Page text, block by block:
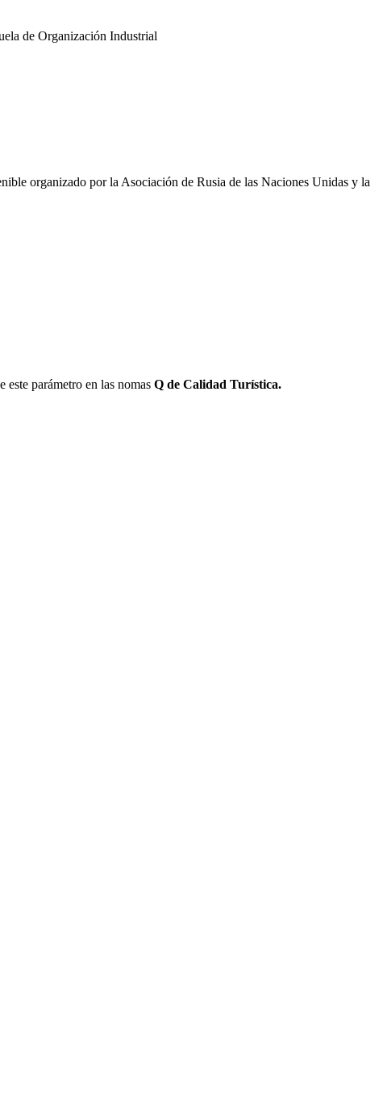
de Organización Industrial
organizado por la Asociación de Rusia de las Naciones Unidas y la
parámetro en las nomas Q de Calidad Turística.